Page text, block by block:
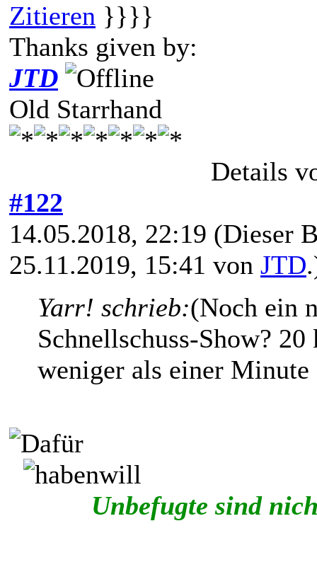
Zitieren }}}}
Thanks given by:
JTD
Old Starrhand
Details
#122
14.05.2018, 22:19 (Dieser
25.11.2019, 15:41 von JTD
Yarr! schrieb:(Noch ein
Schnellschuss-Show?
weniger als einer
Unbefugte sind